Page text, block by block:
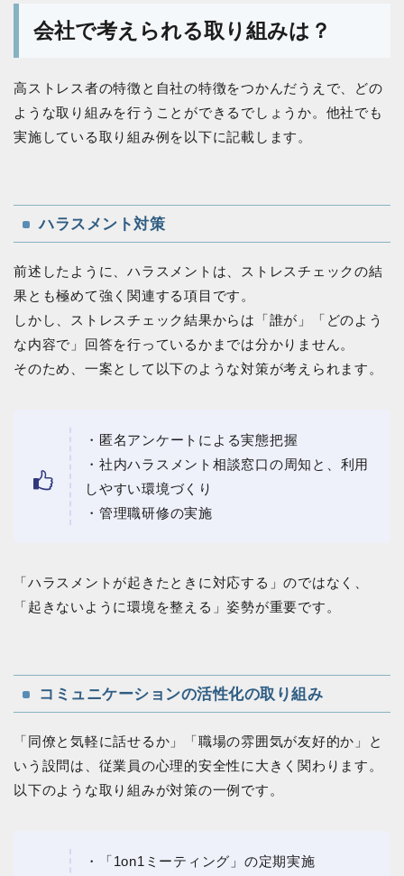
会社で考えられる取り組みは？
高ストレス者の特徴と自社の特徴をつかんだうえで、どの
ような取り組みを行うことができるでしょうか。他社でも
実施している取り組み例を以下に記載します。
ハラスメント対策
前述したように、ハラスメントは、ストレスチェックの結
果とも極めて強く関連する項目です。
しかし、ストレスチェック結果からは「誰が」「どのよう
な内容で」回答を行っているかまでは分かりません。
そのため、一案として以下のような対策が考えられます。
・匿名アンケートによる実態把握
・社内ハラスメント相談窓口の周知と、利用
しやすい環境づくり
・管理職研修の実施
「ハラスメントが起きたときに対応する」のではなく、
「起きないように環境を整える」姿勢が重要です。
コミュニケーションの活性化の取り組み
「同僚と気軽に話せるか」「職場の雰囲気が友好的か」と
いう設問は、従業員の心理的安全性に大きく関わります。
以下のような取り組みが対策の一例です。
・「1on1ミーティング」の定期実施